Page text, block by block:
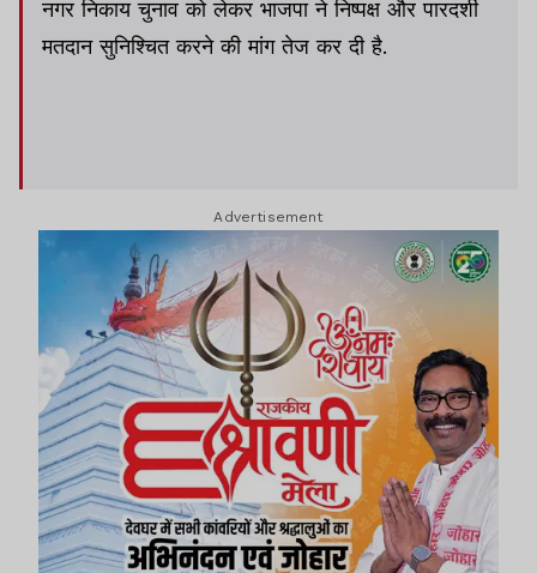
नगर निकाय चुनाव को लेकर भाजपा ने निष्पक्ष और पारदर्शी
मतदान सुनिश्चित करने की मांग तेज कर दी है.
Advertisement